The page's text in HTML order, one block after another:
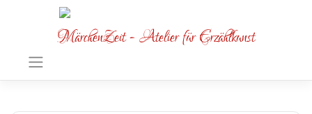
MärchenZeit - Atelier für Erzählkunst